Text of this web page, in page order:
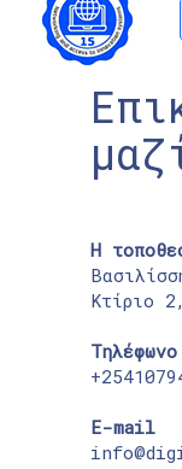
Η
Κτίριο
Τηλέφωνο
E-mail